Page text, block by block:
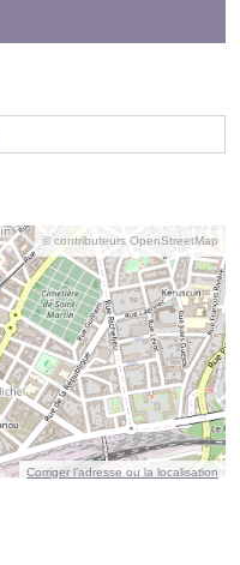
© contributeurs OpenStreetMap
Corriger l’adresse ou la localisation